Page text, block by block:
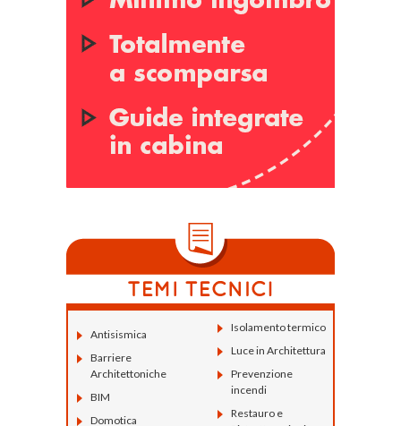
Antisismica
Barriere
Architettoniche
BIM
Domotica
Isolamento termico
Luce in Architettura
Prevenzione
incendi
Restauro e